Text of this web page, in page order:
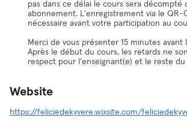
pas dans ce délai le cours sera décompté
abonnement. L'enregistrement via le QR-
nécessaire avant votre participation au
Merci de vous présenter 15 minutes
Après le début du cours, les retards ne
respect pour l'enseignant(e) et le reste du
Website
https://feliciedekyvere.wixsite.com/